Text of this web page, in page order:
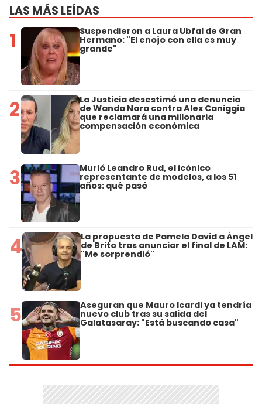
LAS MÁS LEÍDAS
1 Suspendieron a Laura Ubfal de Gran
Hermano: "El enojo con ella es muy
grande"
2 La Justicia desestimó una denuncia
de Wanda Nara contra Alex Caniggia
que reclamará una millonaria
compensación económica
3 Murió Leandro Rud, el icónico
representante de modelos, a los 51
años: qué pasó
4 La propuesta de Pamela David a Ángel
de Brito tras anunciar el final de LAM:
"Me sorprendió"
5 Aseguran que Mauro Icardi ya tendría
nuevo club tras su salida del
Galatasaray: "Está buscando casa"